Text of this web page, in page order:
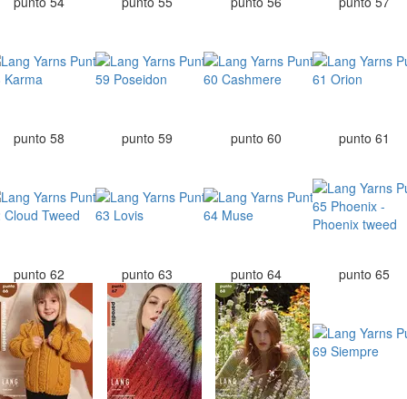
punto 58 punto 59 punto 60 punto 61
punto 62 punto 63 punto 64 punto 65